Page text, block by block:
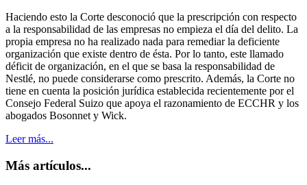
Haciendo esto la Corte desconoció que la prescripción con respecto
a la responsabilidad de las empresas no empieza el día del delito. La
propia empresa no ha realizado nada para remediar la deficiente
organización que existe dentro de ésta. Por lo tanto, este llamado
déficit de organización, en el que se basa la responsabilidad de
Nestlé, no puede considerarse como prescrito. Además, la Corte no
tiene en cuenta la posición jurídica establecida recientemente por el
Consejo Federal Suizo que apoya el razonamiento de ECCHR y los
abogados Bosonnet y Wick.
Leer más...
Más artículos...